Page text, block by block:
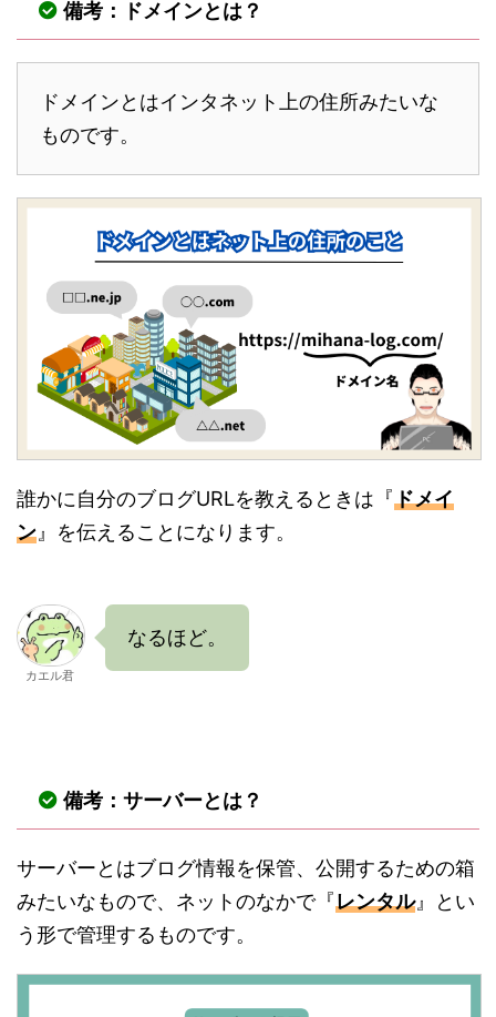
備考：ドメインとは？
ドメインとはインタネット上の住所みたいな
ものです。
誰かに自分のブログURLを教えるときは『ドメイ
ン 』を伝えることになります。
カエル君
なるほど。
備考：サーバーとは？
サーバーとはブログ情報を保管、公開するための箱
みたいなもので、ネットのなかで『レンタル』とい
う形で管理するものです。